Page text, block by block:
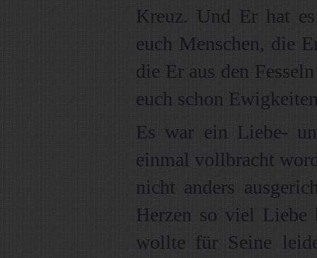
Kreuz. Und Er hat
euch Menschen, die
die Er aus den
euch schon
Es war ein Liebe-
einmal vollbracht
nicht anders
Herzen so viel Liebe
wollte für Seine